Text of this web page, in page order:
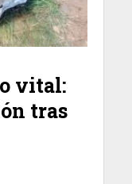
vital:
tras